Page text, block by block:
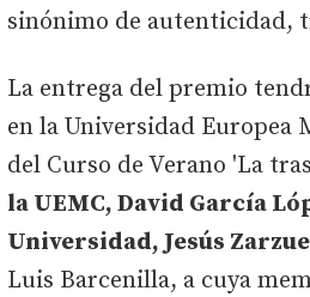
sinónimo de autenticidad,
La entrega del premio
en la Universidad Europea
del Curso de Verano 'La
la UEMC, David García
Universidad, Jesús
Luis Barcenilla, a cuya